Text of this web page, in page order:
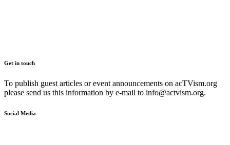
Get in touch
To publish guest articles or event announcements on acTVism.org
please send us this information by e-mail to info@actvism.org.
Social Media